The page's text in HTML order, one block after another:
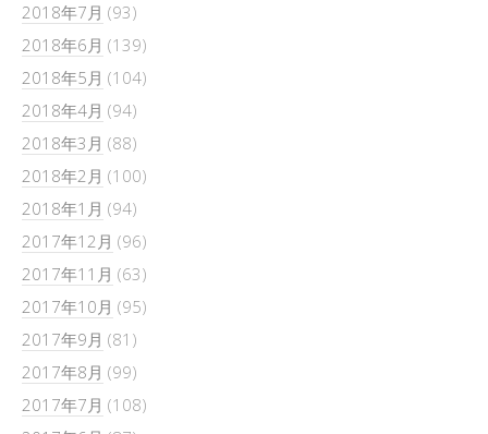
2018年7月 (93)
2018年6月 (139)
2018年5月 (104)
2018年4月 (94)
2018年3月 (88)
2018年2月 (100)
2018年1月 (94)
2017年12月 (96)
2017年11月 (63)
2017年10月 (95)
2017年9月 (81)
2017年8月 (99)
2017年7月 (108)